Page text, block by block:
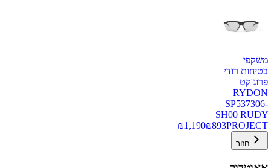
משקפי
בטיחות רודי
פרוג'קט
RYDON
SP537306-
SH00 RUDY
PROJECT
₪893
₪1,190
חזור